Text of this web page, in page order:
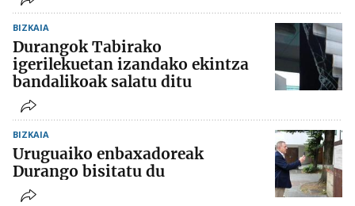
BIZKAIA
Durangok Tabirako
igerilekuetan izandako ekintza
bandalikoak salatu ditu
BIZKAIA
Uruguaiko enbaxadoreak
Durango bisitatu du